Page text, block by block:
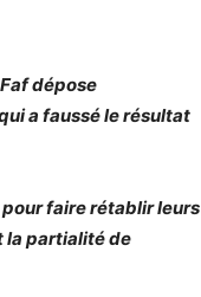
dépose
a faussé le résultat
faire rétablir leurs
la partialité de